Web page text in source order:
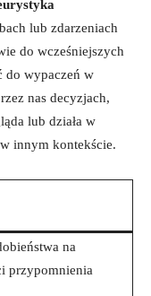
lub zdarzeniach
do wcześniejszych
do wypaczeń w
nas decyzjach,
lub działa w
innym kontekście.
na
przypomnienia